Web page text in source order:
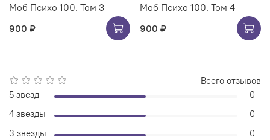
Моб Психо 100. Том 3
900 ₽
Моб Психо 100. Том 4
900 ₽
Всего отзывов
5 звезд
0
4 звезды
0
3 звезды
0